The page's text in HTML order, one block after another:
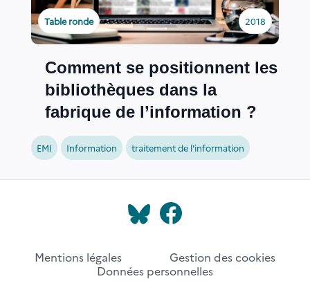
Table ronde 2018
Comment se positionnent les
bibliothèques dans la
fabrique de l’information ?
EMI Information traitement de l'information
Mentions légales
Gestion des cookies
Données personnelles